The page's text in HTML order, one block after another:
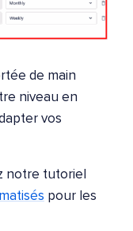
de main
niveau en
vos
notre tutoriel
pour les